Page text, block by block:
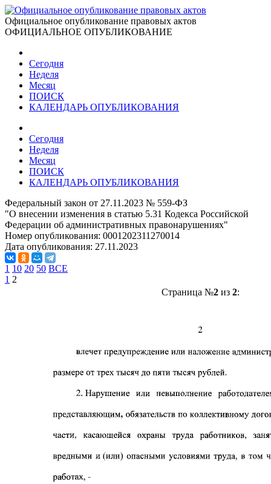
Официальное опубликование правовых актов
ОФИЦИАЛЬНОЕ ОПУБЛИКОВАНИЕ
Сегодня
Неделя
Месяц
ПОИСК
КАЛЕНДАРЬ ОПУБЛИКОВАНИЯ
Сегодня
Неделя
Месяц
ПОИСК
КАЛЕНДАРЬ ОПУБЛИКОВАНИЯ
Федеральный закон от 27.11.2023 № 559-ФЗ
"О внесении изменения в статью 5.31 Кодекса Российской
Федерации об административных правонарушениях"
Номер опубликования: 0001202311270014
Дата опубликования: 27.11.2023
1 10 20 50 ВСЕ
1 2
Страница №2из 2: